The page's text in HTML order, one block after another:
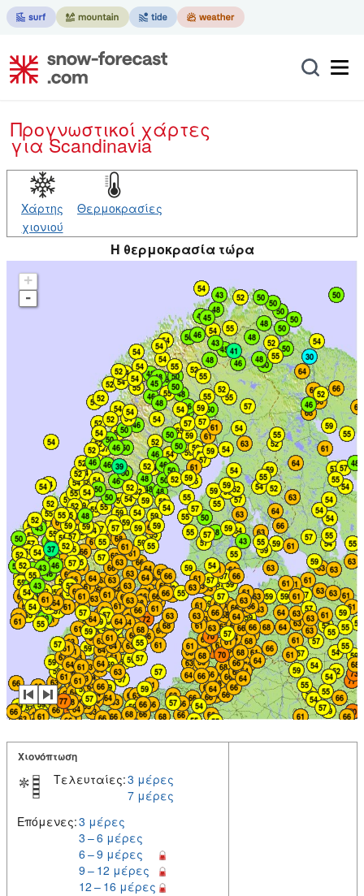
Προγνωστικοί χάρτες
για Scandinavia
Χάρτης
χιονιού
Θερμοκρασίες
Η θερμοκρασία τώρα
+
-
Χιονόπτωση
Τελευταίες:3 μέρες
7 μέρες
Επόμενες:3 μέρες
3 – 6 μέρες
6 – 9 μέρες
9 – 12 μέρες
12 – 16 μέρες